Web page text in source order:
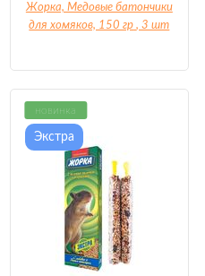
Жорка, Медовые батончики
для хомяков, 150 гр , 3 шт
новинка
Экстра